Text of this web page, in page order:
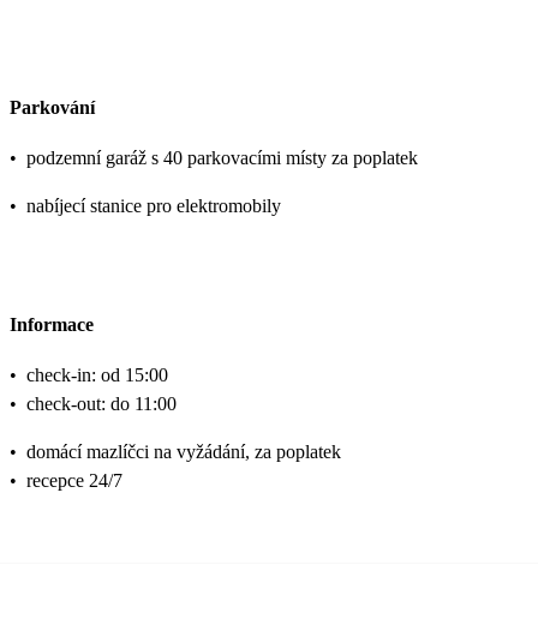
Parkování
• podzemní garáž s 40 parkovacími místy za poplatek
• nabíjecí stanice pro elektromobily
Informace
• check-in: od 15:00
• check-out: do 11:00
• domácí mazlíčci na vyžádání, za poplatek
• recepce 24/7